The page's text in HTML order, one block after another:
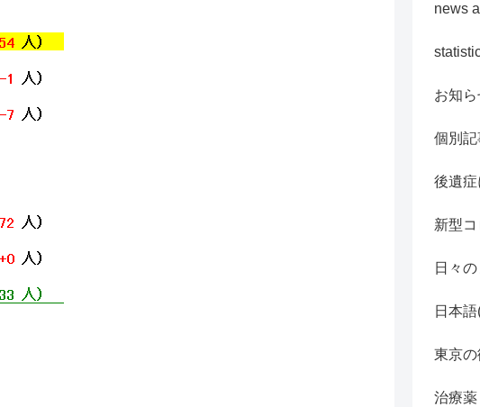
news
お知
個別記
後遺症
新型
日々
日本
東京
治療